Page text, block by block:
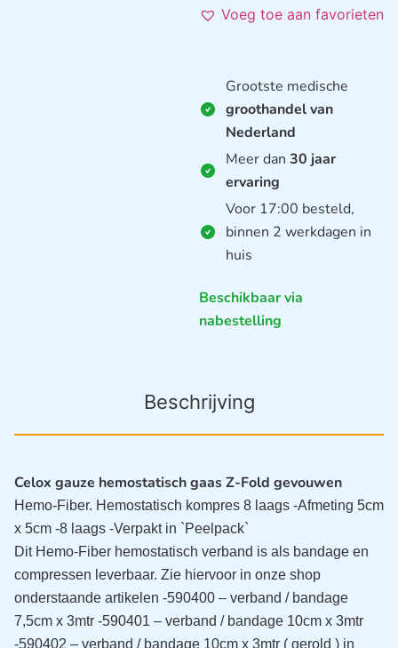
Voeg toe aan favorieten
Grootste medische
groothandel van
Nederland
Meer dan 30 jaar
ervaring
Voor 17:00 besteld,
binnen 2 werkdagen in
huis
Beschikbaar via
nabestelling
Beschrijving
Celox gauze hemostatisch gaas Z-Fold gevouwen
Hemo-Fiber. Hemostatisch kompres 8 laags -Afmeting 5cm
x 5cm -8 laags -Verpakt in `Peelpack`
Dit Hemo-Fiber hemostatisch verband is als bandage en
compressen leverbaar. Zie hiervoor in onze shop
onderstaande artikelen -590400 – verband / bandage
7,5cm x 3mtr -590401 – verband / bandage 10cm x 3mtr
-590402 – verband / bandage 10cm x 3mtr ( gerold ) in